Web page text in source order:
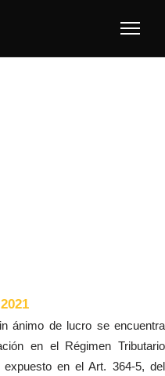
ánimo de lucro se encuentra
en el Régimen Tributario
en el Art. 364-5, del